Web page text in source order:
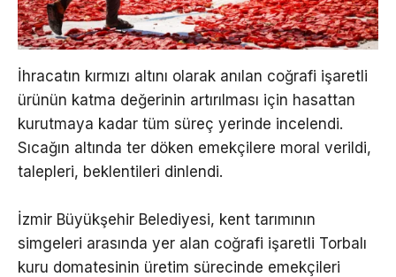
İhracatın kırmızı altını olarak anılan coğrafi işaretli
ürünün katma değerinin artırılması için hasattan
kurutmaya kadar tüm süreç yerinde incelendi.
Sıcağın altında ter döken emekçilere moral verildi,
talepleri, beklentileri dinlendi.
İzmir Büyükşehir Belediyesi, kent tarımının
simgeleri arasında yer alan coğrafi işaretli Torbalı
kuru domatesinin üretim sürecinde emekçileri